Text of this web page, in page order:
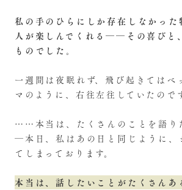
私の手のひらにしか存在しなかった
人が楽しんでくれる――その喜びと
ものでした。
一週間は夜眠れず、飛び起きてはベ
マのように、右往左往していたのです
……本当は、たくさんのことを語り
―本日、私はあの日と同じように、
てしまっております。
本当は、話したいことがたくさんあ